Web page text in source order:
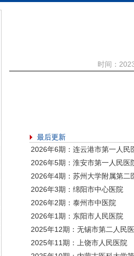
时间：
最后更新
2026年6期：连云港市第一人民
2026年5期：淮安市第一人民医
2026年4期：苏州大学附属第二
2026年3期：绵阳市中心医院
2026年2期：泰州市中医院
2026年1期：东阳市人民医院
2025年12期：无锡市第二人民
2025年11期：上饶市人民医院